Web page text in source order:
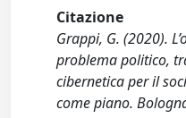
Citazione
Grappi, G. (2020).
problema politico,
cibernetica per il
come piano.